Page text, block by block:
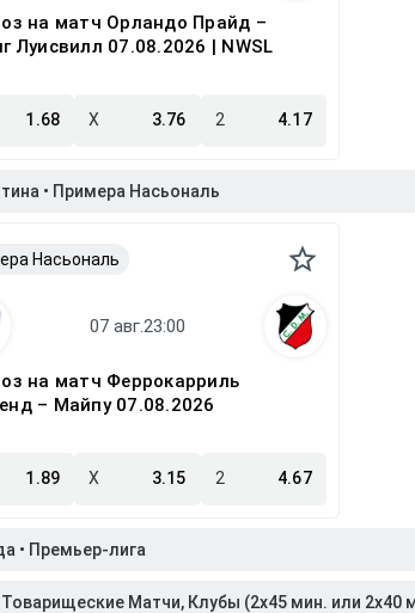
на матч Орландо Прайд –
Луисвилл 07.08.2026 | NWSL
1.68 X 3.76 2 4.17
• Примера Насьональ
Насьональ
на матч Феррокарриль
– Майпу 07.08.2026
1.89 X 3.15 2 4.67
• Премьер-лига
Товарищеские Матчи, Клубы (2x45 мин. или 2x40